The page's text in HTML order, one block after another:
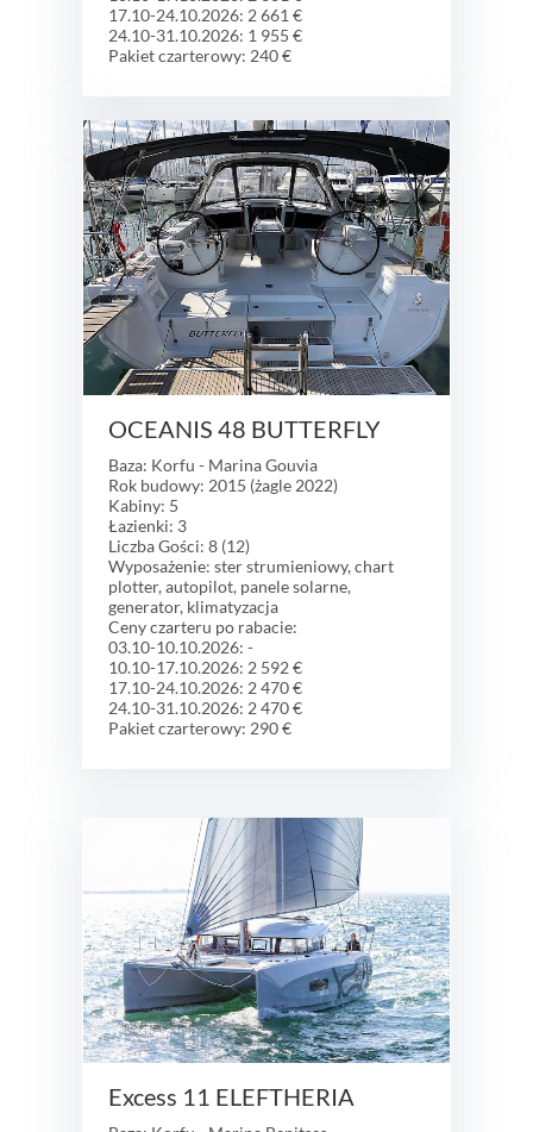
17.10-24.10.2026: 2 661 €
24.10-31.10.2026: 1 955 €
Pakiet czarterowy: 240 €
OCEANIS 48 BUTTERFLY
Baza: Korfu - Marina Gouvia
Rok budowy: 2015 (żagle 2022)
Kabiny: 5
Łazienki: 3
Liczba Gości: 8 (12)
Wyposażenie: ster strumieniowy, chart
plotter, autopilot, panele solarne,
generator, klimatyzacja
Ceny czarteru po rabacie:
03.10-10.10.2026: -
10.10-17.10.2026: 2 592 €
17.10-24.10.2026: 2 470 €
24.10-31.10.2026: 2 470 €
Pakiet czarterowy: 290 €
Excess 11 ELEFTHERIA